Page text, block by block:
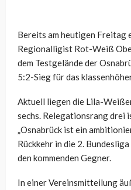
Bereits am heutigen Freitag
Regionalligist Rot-Weiß
dem Testgelände der
5:2-Sieg für das
Aktuell liegen die Lila-
sechs. Relegationsrang drei
„Osnabrück ist ein
Rückkehr in die 2.
den kommenden Gegner.
In einer Vereinsmitteilung